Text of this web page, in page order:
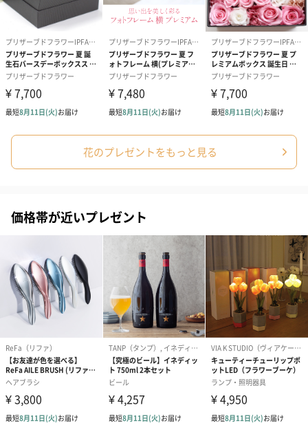
アールグレイ（HAPPY
BIRTHDAY TO YOU）
（660円）
アールグレイティー
（660円）
フルーツティ
円）
スイーツ
スイーツを同梱してお届けいたします。ギフトへの＋αにおすすめ
ゼリーバウム カット
（レモン＆紅茶）（432
円）
麦わらパンダバウム
（バナナ味）（540円）
3層デザート
ェ〜国産フル
り〜 3号（864
スキンケアグッズ
スキンケアグッズを同梱してお届けします。
花のプレゼントをもっと見る
価格帯が近いプレゼント